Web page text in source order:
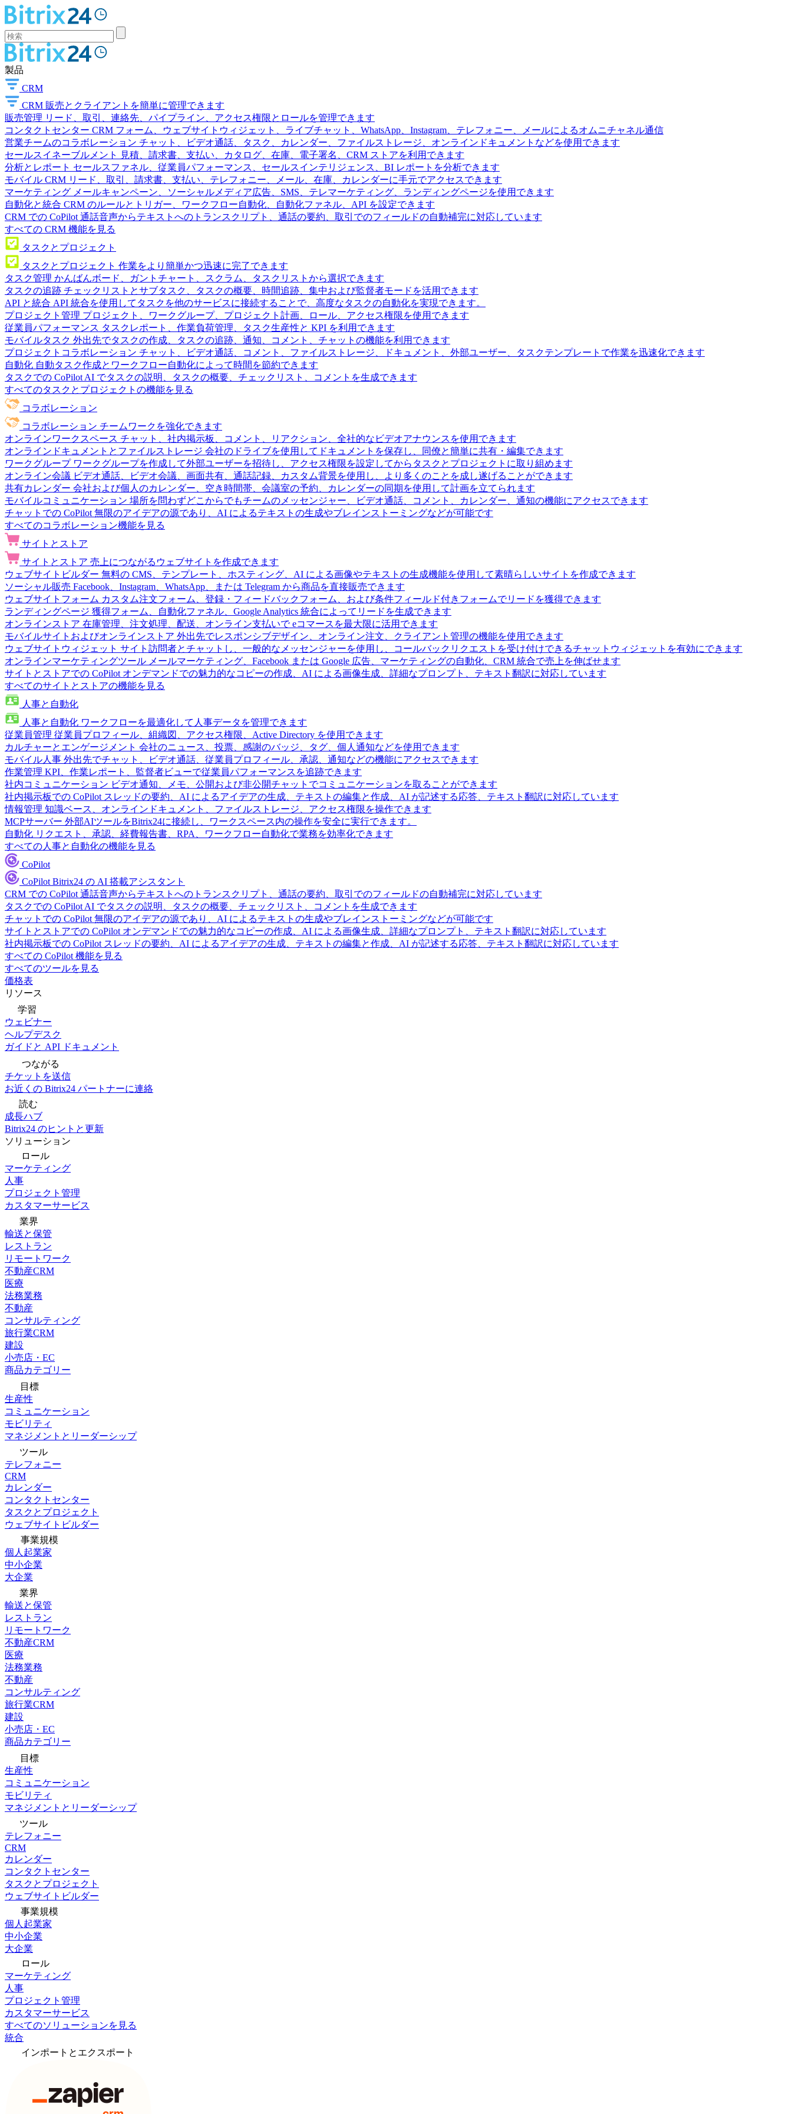
製品
CRM
CRM 販売とクライアントを簡単に管理できます
販売管理 リード、取引、連絡先、パイプライン、アクセス権限とロールを管理できます
コンタクトセンター CRM フォーム、ウェブサイトウィジェット、ライブチャット、WhatsApp、Instagram、テレフォニー、メールによるオムニチャネル通信
営業チームのコラボレーション チャット、ビデオ通話、タスク、カレンダー、ファイルストレージ、オンラインドキュメントなどを使用できます
セールスイネーブルメント
見積、請求書、支払い、カタログ、在庫、電子署名、CRM ストアを利用できます
分析とレポート セールスファネル、従業員パフォーマンス、セールスインテリジェンス、BI レポートを分析できます
モバイル CRM リード、取引、請求書、支払い、テレフォニー、メール、在庫、カレンダーに手元でアクセスできます
マーケティング メールキャンペーン、ソーシャルメディア広告、SMS、テレマーケティング、ランディングページを使用できます
自動化と統合 CRM のルールとトリガー、ワークフロー自動化、自動化ファネル、API を設定できます
CRM での CoPilot 通話音声からテキストへのトランスクリプト、通話の要約、取引でのフィールドの自動補完に対応しています
すべての CRM 機能を見る
タスクとプロジェクト
タスクとプロジェクト 作業をより簡単かつ迅速に完了できます
タスク管理 かんばんボード、ガントチャート、スクラム、タスクリストから選択できます
タスクの追跡 チェックリストとサブタスク、タスクの概要、時間追跡、集中および監督者モードを活用できます
API と統合 API 統合を使用してタスクを他のサービスに接続することで、高度なタスクの自動化を実現できます。
プロジェクト管理 プロジェクト、ワークグループ、プロジェクト計画、ロール、アクセス権限を使用できます
従業員パフォーマンス タスクレポート、作業負荷管理、タスク生産性と KPI を利用できます
モバイルタスク 外出先でタスクの作成、タスクの追跡、通知、コメント、チャットの機能を利用できます
プロジェクトコラボレーション チャット、ビデオ通話、コメント、ファイルストレージ、ドキュメント、外部ユーザー、タスクテンプレートで作業を迅速化できます
自動化 自動タスク作成とワークフロー自動化によって時間を節約できます
タスクでの CoPilot AI でタスクの説明、タスクの概要、チェックリスト、コメントを生成できます
すべてのタスクとプロジェクトの機能を見る
コラボレーション
コラボレーション チームワークを強化できます
オンラインワークスペース チャット、社内掲示板、コメント、リアクション、全社的なビデオアナウンスを使用できます
オンラインドキュメントとファイルストレージ 会社のドライブを使用してドキュメントを保存し、同僚と簡単に共有・編集できます
ワークグループ ワークグループを作成して外部ユーザーを招待し、アクセス権限を設定してからタスクとプロジェクトに取り組めます
オンライン会議 ビデオ通話、ビデオ会議、画面共有、通話記録、カスタム背景を使用し、より多くのことを成し遂げることができます
共有カレンダー 会社および個人のカレンダー、空き時間帯、会議室の予約、カレンダーの同期を使用して計画を立てられます
モバイルコミュニケーション 場所を問わずどこからでもチームのメッセンジャー、ビデオ通話、コメント、カレンダー、通知の機能にアクセスできます
チャットでの CoPilot 無限のアイデアの源であり、AI によるテキストの生成やブレインストーミングなどが可能です
すべてのコラボレーション機能を見る
サイトとストア
サイトとストア 売上につながるウェブサイトを作成できます
ウェブサイトビルダー 無料の CMS、テンプレート、ホスティング、AI による画像やテキストの生成機能を使用して素晴らしいサイトを作成できます
ソーシャル販売 Facebook、Instagram、WhatsApp、または Telegram から商品を直接販売できます
ウェブサイトフォーム カスタム注文フォーム、登録・フィードバックフォーム、および条件フィールド付きフォームでリードを獲得できます
ランディングページ 獲得フォーム、自動化ファネル、Google Analytics 統合によってリードを生成できます
オンラインストア 在庫管理、注文処理、配送、オンライン支払いで eコマースを最大限に活用できます
モバイルサイトおよびオンラインストア 外出先でレスポンシブデザイン、オンライン注文、クライアント管理の機能を使用できます
ウェブサイトウィジェット サイト訪問者とチャットし、一般的なメッセンジャーを使用し、コールバックリクエストを受け付けできるチャットウィジェットを有効にできます
オンラインマーケティングツール メールマーケティング、Facebook または Google 広告、マーケティングの自動化、CRM 統合で売上を伸ばせます
サイトとストアでの CoPilot オンデマンドでの魅力的なコピーの作成、AI による画像生成、詳細なプロンプト、テキスト翻訳に対応しています
すべてのサイトとストアの機能を見る
人事と自動化
人事と自動化 ワークフローを最適化して人事データを管理できます
従業員管理 従業員プロフィール、組織図、アクセス権限、Active Directory を使用できます
カルチャーとエンゲージメント 会社のニュース、投票、感謝のバッジ、タグ、個人通知などを使用できます
モバイル人事 外出先でチャット、ビデオ通話、従業員プロフィール、承認、通知などの機能にアクセスできます
作業管理 KPI、作業レポート、監督者ビューで従業員パフォーマンスを追跡できます
社内コミュニケーション ビデオ通知、メモ、公開および非公開チャットでコミュニケーションを取ることができます
社内掲示板での CoPilot スレッドの要約、AI によるアイデアの生成、テキストの編集と作成、AI が記述する応答、テキスト翻訳に対応しています
情報管理 知識ベース、オンラインドキュメント、ファイルストレージ、アクセス権限を操作できます
MCPサーバー 外部AIツールをBitrix24に接続し、ワークスペース内の操作を安全に実行できます。
自動化 リクエスト、承認、経費報告書、RPA、ワークフロー自動化で業務を効率化できます
すべての人事と自動化の機能を見る
CoPilot
CoPilot Bitrix24 の AI 搭載アシスタント
CRM での CoPilot 通話音声からテキストへのトランスクリプト、通話の要約、取引でのフィールドの自動補完に対応しています
タスクでの CoPilot AI でタスクの説明、タスクの概要、チェックリスト、コメントを生成できます
チャットでの CoPilot 無限のアイデアの源であり、AI によるテキストの生成やブレインストーミングなどが可能です
サイトとストアでの CoPilot オンデマンドでの魅力的なコピーの作成、AI による画像生成、詳細なプロンプト、テキスト翻訳に対応しています
社内掲示板での CoPilot スレッドの要約、AI によるアイデアの生成、テキストの編集と作成、AI が記述する応答、テキスト翻訳に対応しています
すべての CoPilot 機能を見る
すべてのツールを見る
価格表
リソース
学習
ウェビナー
ヘルプデスク
ガイドと API ドキュメント
つながる
チケットを送信
お近くの Bitrix24 パートナーに連絡
読む
成長ハブ
Bitrix24 のヒントと更新
ソリューション
ロール
マーケティング
人事
プロジェクト管理
カスタマーサービス
業界
輸送と保管
レストラン
リモートワーク
不動産CRM
医療
法務業務
不動産
コンサルティング
旅行業CRM
建設
小売店・EC
商品カテゴリー
目標
生産性
コミュニケーション
モビリティ
マネジメントとリーダーシップ
ツール
テレフォニー
CRM
カレンダー
コンタクトセンター
タスクとプロジェクト
ウェブサイトビルダー
事業規模
個人起業家
中小企業
大企業
業界
輸送と保管
レストラン
リモートワーク
不動産CRM
医療
法務業務
不動産
コンサルティング
旅行業CRM
建設
小売店・EC
商品カテゴリー
目標
生産性
コミュニケーション
モビリティ
マネジメントとリーダーシップ
ツール
テレフォニー
CRM
カレンダー
コンタクトセンター
タスクとプロジェクト
ウェブサイトビルダー
事業規模
個人起業家
中小企業
大企業
ロール
マーケティング
人事
プロジェクト管理
カスタマーサービス
すべてのソリューションを見る
統合
インポートとエクスポート